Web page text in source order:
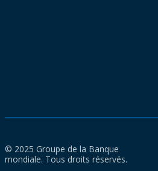
© 2025 Groupe de la Banque
mondiale. Tous droits réservés.